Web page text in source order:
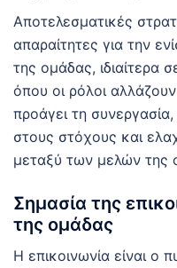
Αποτελεσματικές
απαραίτητες για την
της ομάδας, ιδιαίτερα
όπου οι ρόλοι
προάγει τη
στους στόχους και
μεταξύ των μελών της
Σημασία της
της ομάδας
Η επικοινωνία είναι ο